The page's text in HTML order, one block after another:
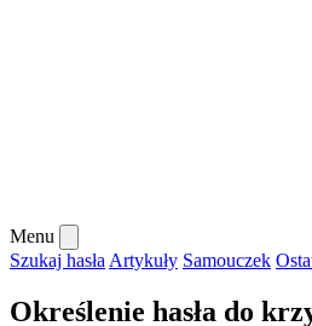
Menu
Szukaj hasła Artykuły Samouczek
Określenie hasła do